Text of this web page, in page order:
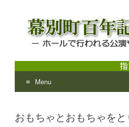
幕別町百年
ホールで行われる公演や講座
Menu
to
content
おもちゃとおもちゃをと